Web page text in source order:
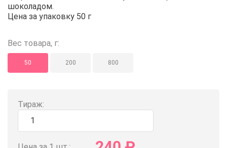
шоколадом.
Цена за упаковку 50 г
Вес товара, г:
50 200 800
Тираж: